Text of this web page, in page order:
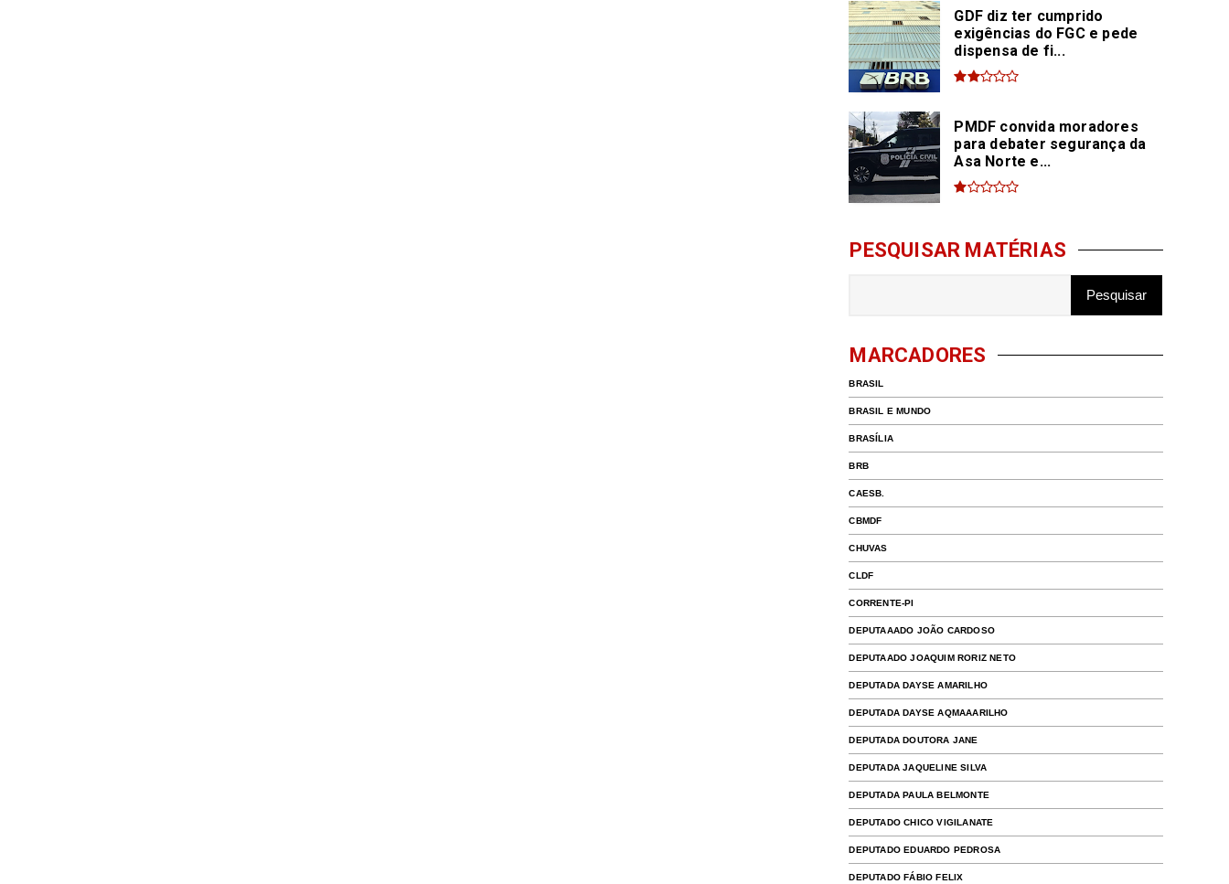
GDF diz ter cumprido
exigências do FGC e pede
dispensa de fi...
PMDF convida moradores
para debater segurança da
Asa Norte e...
PESQUISAR MATÉRIAS
MARCADORES
BRASIL
BRASIL E MUNDO
BRASÍLIA
BRB
CAESB.
CBMDF
CHUVAS
CLDF
CORRENTE-PI
DEPUTAAADO JOÃO CARDOSO
DEPUTAADO JOAQUIM RORIZ NETO
DEPUTADA DAYSE AMARILHO
DEPUTADA DAYSE AQMAAARILHO
DEPUTADA DOUTORA JANE
DEPUTADA JAQUELINE SILVA
DEPUTADA PAULA BELMONTE
DEPUTADO CHICO VIGILANATE
DEPUTADO EDUARDO PEDROSA
DEPUTADO FÁBIO FELIX